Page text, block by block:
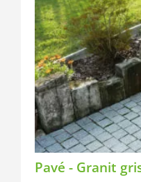
Pavé - Granit